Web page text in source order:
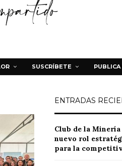
SUSCRÍBETE
ENTRADAS
Club de la
nuevo rol
para la